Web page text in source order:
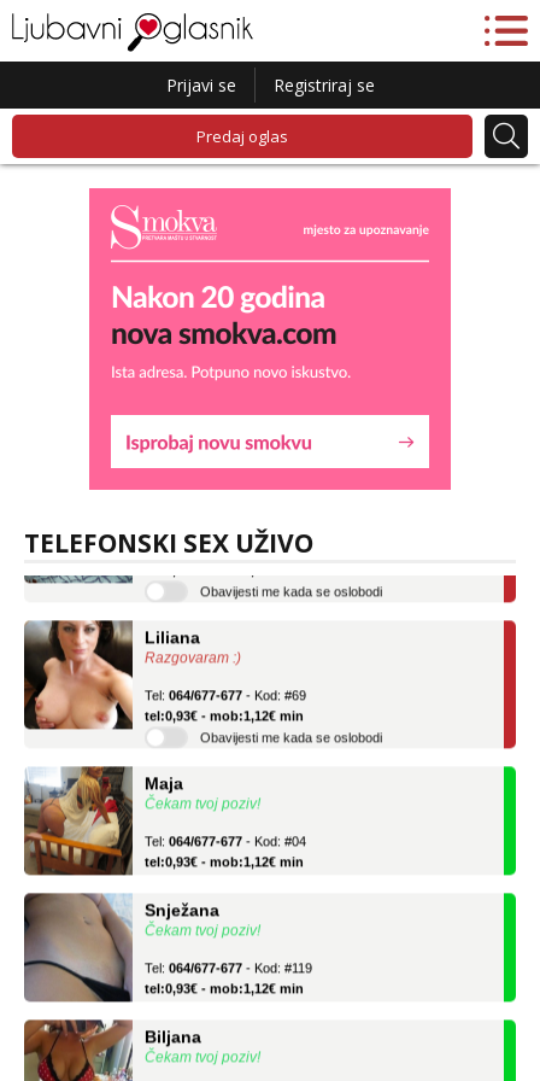
Prijavi se Registriraj se
Predaj oglas
TELEFONSKI SEX UŽIVO
Lucija
Razgovaram :)
- Kod: #136
tel:0,93€ - mob:1,12€ min
Razgovaram :)
tel:0,93€ - mob:1,12€ min
Obavijesti me kada se oslobodi
Čekam tvoj poziv!
tel:0,93€ - mob:1,12€ min
Čekam tvoj poziv!
tel:0,93€ - mob:1,12€ min
Čekam tvoj poziv!